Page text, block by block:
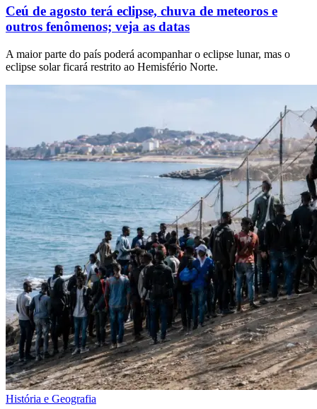
Ceú de agosto terá eclipse, chuva de meteoros e
outros fenômenos; veja as datas
A maior parte do país poderá acompanhar o eclipse lunar, mas o
eclipse solar ficará restrito ao Hemisfério Norte.
História e Geografia